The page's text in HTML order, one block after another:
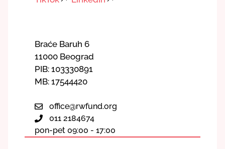
Braće Baruh 6
11000 Beograd
PIB: 103330891
MB: 17544420
office@rwfund.org
011 2184674
pon-pet 09:00 - 17:00